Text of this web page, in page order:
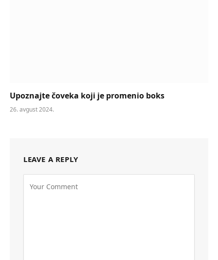
Upoznajte čoveka koji je promenio boks
26. avgust 2024.
LEAVE A REPLY